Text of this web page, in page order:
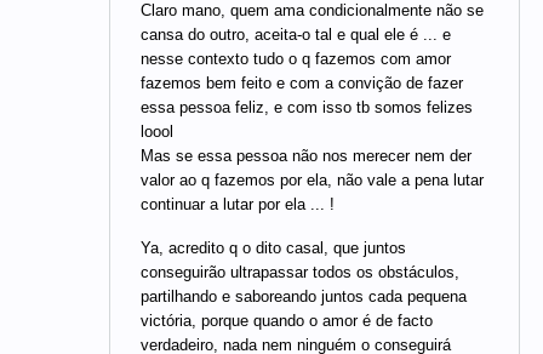
Claro mano, quem ama condicionalmente não se
cansa do outro, aceita-o tal e qual ele é ... e
nesse contexto tudo o q fazemos com amor
fazemos bem feito e com a convição de fazer
essa pessoa feliz, e com isso tb somos felizes
loool
Mas se essa pessoa não nos merecer nem der
valor ao q fazemos por ela, não vale a pena lutar
continuar a lutar por ela ... !
Ya, acredito q o dito casal, que juntos
conseguirão ultrapassar todos os obstáculos,
partilhando e saboreando juntos cada pequena
victória, porque quando o amor é de facto
verdadeiro, nada nem ninguém o conseguirá